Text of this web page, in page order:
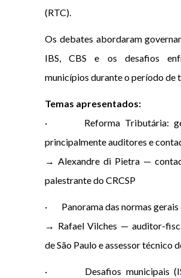
(RTC).
Os debates abordaram
IBS, CBS e os desafios
municípios durante o período de
Temas apresentados:
· Reforma Tributária:
principalmente auditores e
→ Alexandre di Pietra —
palestrante do CRCSP
· Panorama das normas gerais
→ Rafael Vilches — auditor-
de São Paulo e assessor técnico
· Desafios municipais